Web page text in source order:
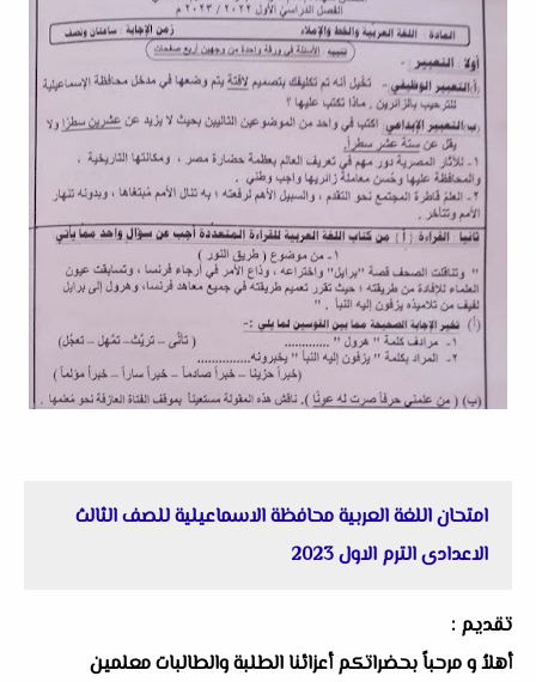
امتحان اللغة العربية محافظة الاسماعيلية للصف الثالث
الاعدادى الترم الاول 2023
تقديم :
أهلاُ و مرحباً بحضراتكم أعزائنا الطلبة والطالبات معلمين